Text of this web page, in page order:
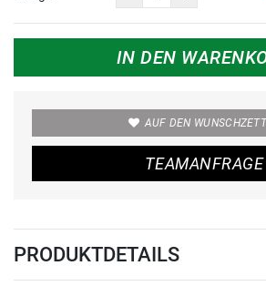
IN DEN
AUF DEN
TEAMANFRAGE
PRODUKTDETAILS